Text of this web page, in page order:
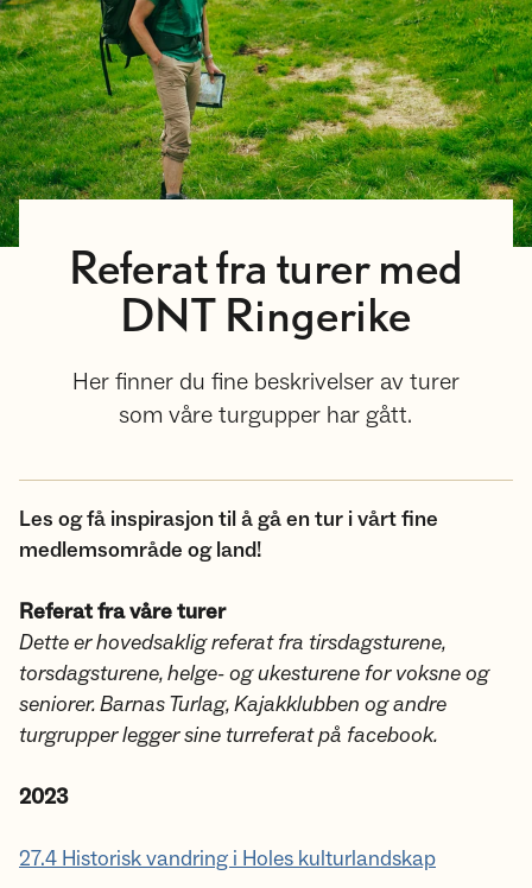
Referat fra turer med
DNT Ringerike
Her finner du fine beskrivelser av turer
som våre turgupper har gått.
Les og få inspirasjon til å gå en tur i vårt fine
medlemsområde og land!
Referat fra våre turer
Dette er hovedsaklig referat fra tirsdagsturene,
torsdagsturene, helge- og ukesturene for voksne og
seniorer. Barnas Turlag, Kajakklubben og andre
turgrupper legger sine turreferat på facebook.
2023
27.4 Historisk vandring i Holes kulturlandskap